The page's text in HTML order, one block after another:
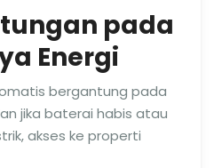
pada
Energi
bergantung pada
jika baterai habis atau
akses ke properti